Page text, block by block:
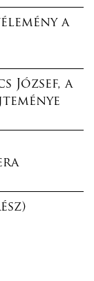
a
József, a